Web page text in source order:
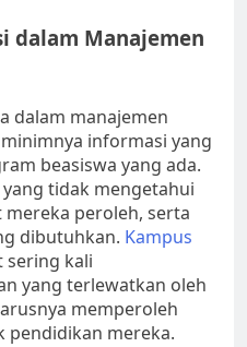
dalam Manajemen
dalam manajemen
informasi yang
beasiswa yang ada.
tidak mengetahui
peroleh, serta
dibutuhkan. Kampus
sering kali
yang terlewatkan oleh
memperoleh
pendidikan mereka.